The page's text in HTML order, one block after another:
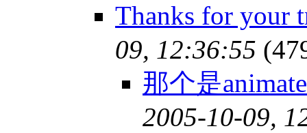
Thanks for your
09, 12:36:55
那个是
2005-10-09,